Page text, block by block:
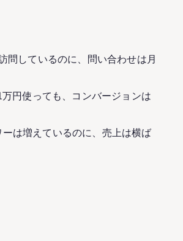
問しているのに、問い合わせは月
円使っても、コンバージョンは
は増えているのに、売上は横ば